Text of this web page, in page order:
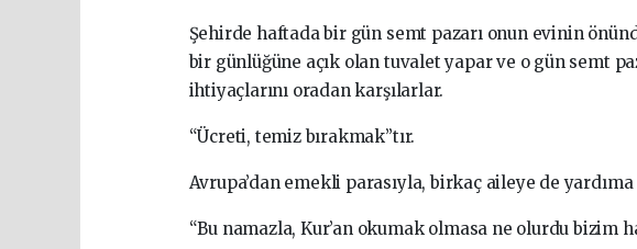
Şehirde haftada bir gün semt pazarı onun evinin
bir günlüğüne açık olan tuvalet yapar ve o gün semt
ihtiyaçlarını oradan karşılarlar.
“Ücreti, temiz bırakmak”tır.
Avrupa’dan emekli parasıyla, birkaç aileye de
“Bu namazla, Kur’an okumak olmasa ne olurdu bizim